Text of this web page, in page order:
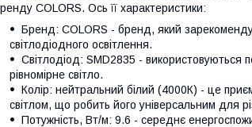
COLORS. Ось її характеристики:
Бренд: COLORS - бренд, який
світлодіодного освітлення.
Світлодіод: SMD2835 - використовуються
рівномірне світло.
Колір: нейтральний білий (4000К) - це
світлом, що робить його універсальним для
Потужність, Вт/м: 9.6 - середнє